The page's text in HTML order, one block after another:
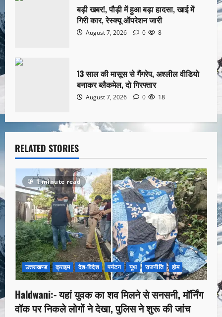
बड़ी खबर!, पौड़ी में हुआ बड़ा हादसा, खाई में
गिरी कार, रेस्क्यू ऑपरेशन जारी
August 7, 2026 0 8
13 साल की मासूस से गैंगरेप, अश्लील वीडियो
बनाकर ब्लैकमेल, दो गिरफ्तार
August 7, 2026 0 18
RELATED STORIES
1 minute read
उत्तराखण्ड क्राइम देश-विदेश पर्यटन यूथ राजनीति होम
Haldwani:- यहां युवक का शव मिलने से सनसनी, मॉर्निंग
वॉक पर निकले लोगों ने देखा, पुलिस ने शुरू की जांच